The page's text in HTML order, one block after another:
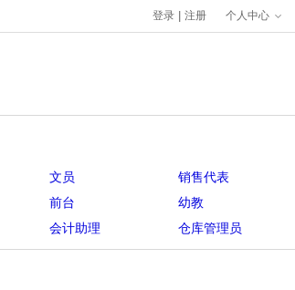
登录 注册 个人中心
文员 销售代表
前台 幼教
会计助理 仓库管理员